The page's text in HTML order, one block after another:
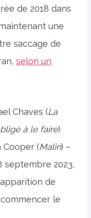
de 2018 dans
une
saccage de
selon un
Chaves (La
à le faire)
Cooper (Malin) –
septembre 2023,
de
le